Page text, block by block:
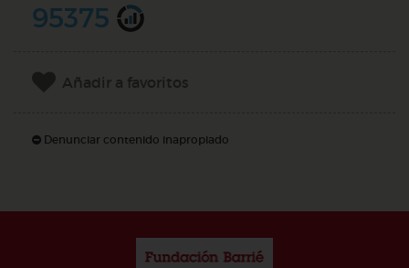
95375
Añadir a favoritos
Denunciar contenido inapropiado